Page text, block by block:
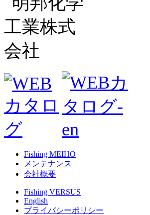
Fishing MEIHO
メンテナンス
会社概要
Fishing VERSUS
English
プライバシーポリシー